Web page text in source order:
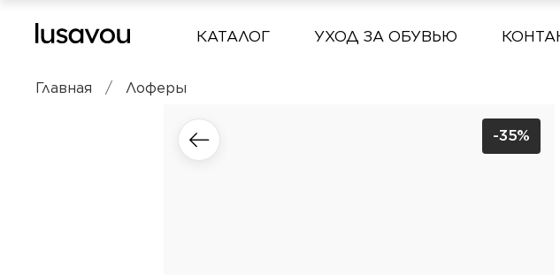
КАТАЛОГ УХОД ЗА ОБУВЬЮ
Главная Лоферы
-35%